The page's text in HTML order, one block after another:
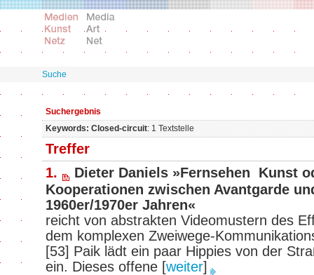
Suche
Suchergebnis
Keywords: Closed-circuit: 1 Textstelle
Treffer
1.
Dieter Daniels »Fernsehen ­ Kunst
Kooperationen zwischen Avantgarde
1960er/1970er Jahren«
reicht von abstrakten Videomustern des
dem komplexen Zweiwege-
[53] Paik lädt ein paar Hippies von der
ein. Dieses offene [weiter]